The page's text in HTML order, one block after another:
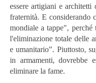
essere artigiani e architetti
fraternità. E considerando
mondiale a tappe",
l'eliminazione totale delle
e umanitario”. Piuttosto,
in armamenti, dovrebbe
eliminare la fame.